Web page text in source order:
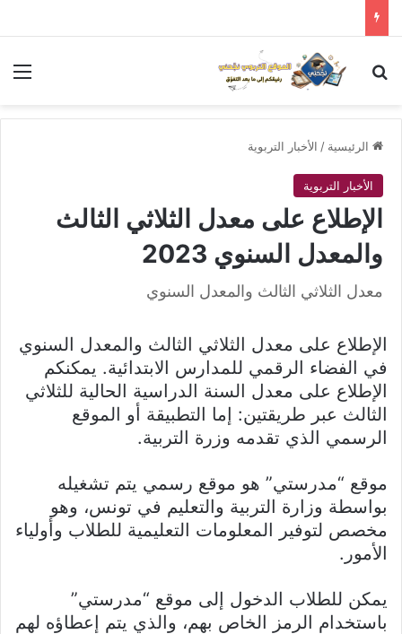
بحث عن
الرئيسية / الأخبار التربوية
الأخبار التربوية
الإطلاع على معدل الثلاثي الثالث
والمعدل السنوي 2023
معدل الثلاثي الثالث والمعدل السنوي
الإطلاع على معدل الثلاثي الثالث والمعدل السنوي
في الفضاء الرقمي للمدارس الابتدائية. يمكنكم
الإطلاع على معدل السنة الدراسية الحالية للثلاثي
الثالث عبر طريقتين: إما التطبيقة أو الموقع
الرسمي الذي تقدمه وزرة التربية.
موقع “مدرستي” هو موقع رسمي يتم تشغيله
بواسطة وزارة التربية والتعليم في تونس، وهو
مخصص لتوفير المعلومات التعليمية للطلاب وأولياء
الأمور.
يمكن للطلاب الدخول إلى موقع “مدرستي”
باستخدام الرمز الخاص بهم، والذي يتم إعطاؤه لهم